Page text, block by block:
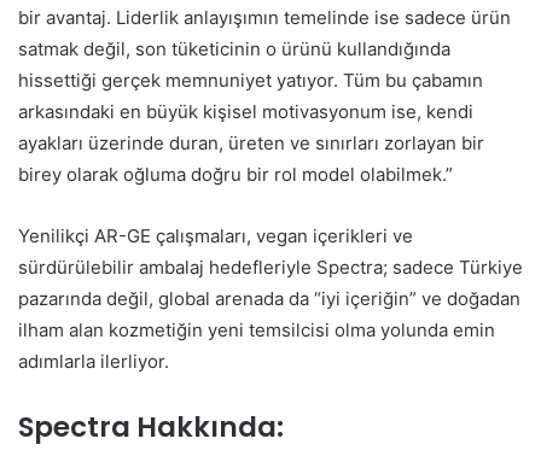
bir avantaj. Liderlik anlayışımın temelinde ise sadece ürün
satmak değil, son tüketicinin o ürünü kullandığında
hissettiği gerçek memnuniyet yatıyor. Tüm bu çabamın
arkasındaki en büyük kişisel motivasyonum ise, kendi
ayakları üzerinde duran, üreten ve sınırları zorlayan bir
birey olarak oğluma doğru bir rol model olabilmek.”
Yenilikçi AR-GE çalışmaları, vegan içerikleri ve
sürdürülebilir ambalaj hedefleriyle Spectra; sadece Türkiye
pazarında değil, global arenada da “iyi içeriğin” ve doğadan
ilham alan kozmetiğin yeni temsilcisi olma yolunda emin
adımlarla ilerliyor.
Spectra Hakkında: